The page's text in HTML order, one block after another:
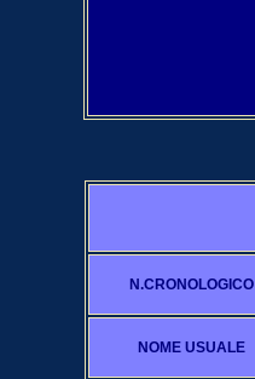
N.CRONOLOGICO
NOME USUALE